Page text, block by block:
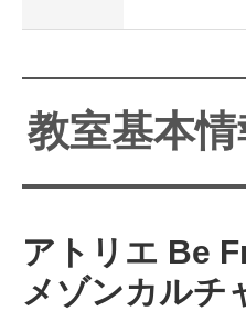
教室基本情
アトリエ Be
メゾンカル